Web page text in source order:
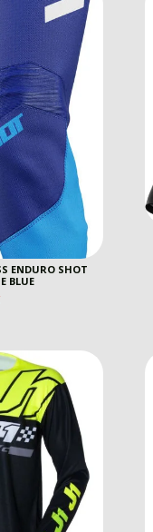
ENDURO SHOT
BLUE